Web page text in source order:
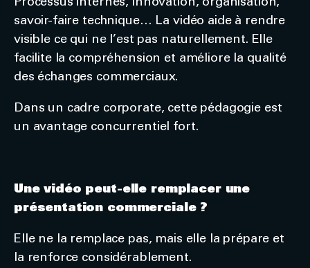
Processus internes, innovation, organisation,
savoir-faire technique… La vidéo aide à rendre
visible ce qui ne l’est pas naturellement. Elle
facilite la compréhension et améliore la qualité
des échanges commerciaux.
Dans un cadre corporate, cette pédagogie est
un avantage concurrentiel fort.
Une vidéo peut-elle remplacer une
présentation commerciale ?
Elle ne la remplace pas, mais elle la prépare et
la renforce considérablement.